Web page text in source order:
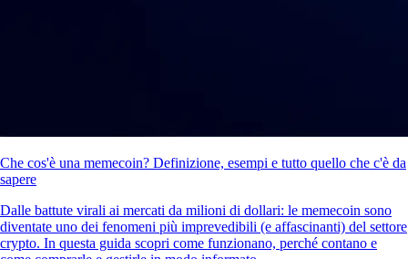
Che cos'è una memecoin? Definizione, esempi e tutto quello che c'è da
sapere
Dalle battute virali ai mercati da milioni di dollari: le memecoin sono
diventate uno dei fenomeni più imprevedibili (e affascinanti) del settore
crypto. In questa guida scopri come funzionano, perché contano e